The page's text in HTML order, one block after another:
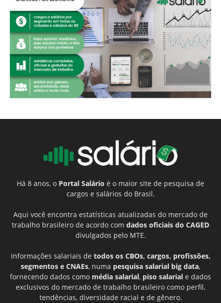
Há 8 anos, o Portal Salário é o maior site de pesquisa de
cargos e salários do Brasil.
Aqui você encontra estatísticas atualizadas do mercado de
trabalho brasileiro de acordo com dados oficiais do CAGED
divulgados pelo MTE.
Informações salariais de todos os CBOs, cargos, profissões,
segmentos e CNAEs, numa pesquisa salarial big data,
fornecendo dados como média salarial, piso salarial e dados
exclusivos do mercado de trabalho brasileiro como perfil,
tendências, diversidade racial e de gênero.